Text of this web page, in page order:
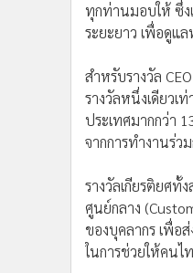
ทุกท่านมอบให้ ซึ่
ระยะยาว เพื่อดูแ
สำหรับรางวัล
รางวัลหนึ่งเดียวเ
ประเทศมากกว่า
จากการทำงานร่ว
รางวัลเกียรติยศทั้
ศูนย์กลาง
ของบุคลากร เพื่อ
ในการช่วยให้คน